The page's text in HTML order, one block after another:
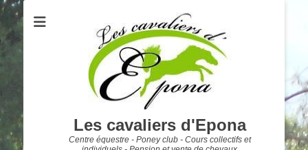
Les cavaliers d'Epona
Centre équestre - Poney club - Cours collectifs et